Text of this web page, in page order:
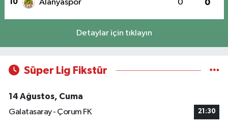
10 Alanyaspor 0 0
Detaylar için tıklayın
Süper Lig Fikstür
14 Ağustos, Cuma
Galatasaray - Çorum FK
21:30